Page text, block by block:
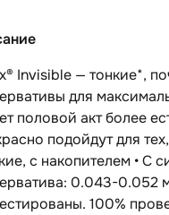
Invisible — тонкие*,
для
половой акт более
подойдут для
с накопителем • С
0.043-0.052
100%